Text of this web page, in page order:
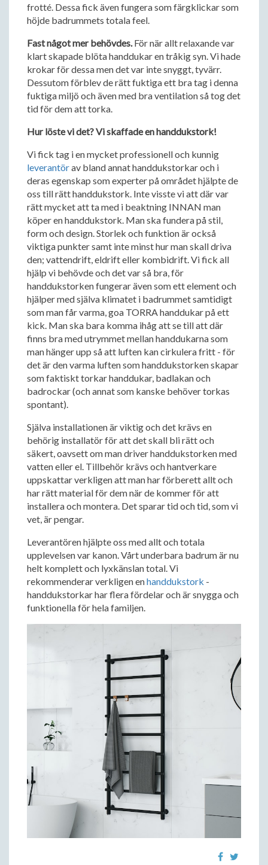
frotté. Dessa fick även fungera som färgklickar som
höjde badrummets totala feel.
Fast något mer behövdes.För när allt relaxande var
klart skapade blöta handdukar en tråkig syn. Vi hade
krokar för dessa men det var inte snyggt, tyvärr.
Dessutom förblev de rätt fuktiga ett bra tag i denna
fuktiga miljö och även med bra ventilation så tog det
tid för dem att torka.
Hur löste vi det? Vi skaffade en handdukstork!
Vi fick tag i en mycket professionell och kunnig
leverantörav bland annat handdukstorkar och i
deras egenskap som experter på området hjälpte de
oss till rätt handdukstork. Inte visste vi att där var
rätt mycket att ta med i beaktning INNAN man
köper en handdukstork. Man ska fundera på stil,
form och design. Storlek och funktion är också
viktiga punkter samt inte minst hur man skall driva
den; vattendrift, eldrift eller kombidrift. Vi fick all
hjälp vi behövde och det var så bra, för
handdukstorken fungerar även som ett element och
hjälper med själva klimatet i badrummet samtidigt
som man får varma, goa TORRA handdukar på ett
kick. Man ska bara komma ihåg att se till att där
finns bra med utrymmet mellan handdukarna som
man hänger upp så att luften kan cirkulera fritt - för
det är den varma luften som handdukstorken skapar
som faktiskt torkar handdukar, badlakan och
badrockar (och annat som kanske behöver torkas
spontant).
Själva installationen är viktig och det krävs en
behörig installatör för att det skall bli rätt och
säkert, oavsett om man driver handdukstorken med
vatten eller el. Tillbehör krävs och hantverkare
uppskattar verkligen att man har förberett allt och
har rätt material för dem när de kommer för att
installera och montera. Det sparar tid och tid, som vi
vet, är pengar.
Leverantören hjälpte oss med allt och totala
upplevelsen var kanon. Vårt underbara badrum är nu
helt komplett och lyxkänslan total. Vi
rekommenderar verkligen enhanddukstork -
handdukstorkar har flera fördelar och är snygga och
funktionella för hela familjen.